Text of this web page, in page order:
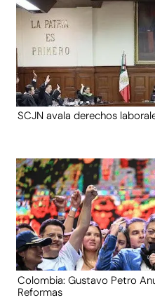
SCJN avala derechos
Colombia: Gustavo Petro
Reformas